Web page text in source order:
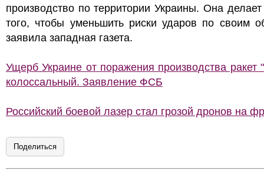
производство по территории Украины. Она
того, чтобы уменьшить риски ударов по своим
заявила западная газета.
Ущерб Украине от поражения производства ракет
колоссальный. Заявление ФСБ
Российский боевой лазер стал грозой дронов на
Поделиться